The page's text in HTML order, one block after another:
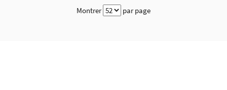
Montrer par page